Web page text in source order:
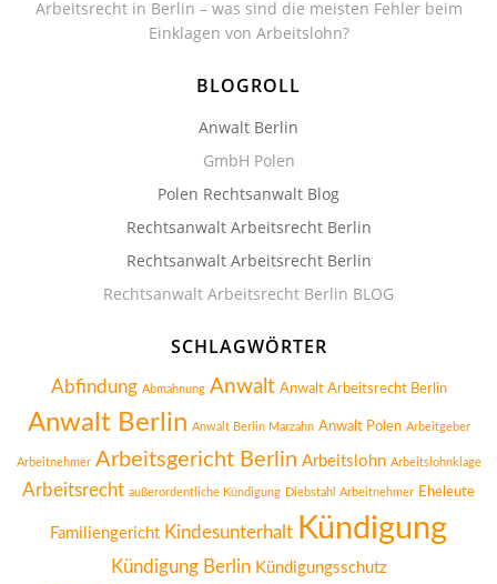
Arbeitsrecht in Berlin – was sind die meisten Fehler beim
Einklagen von Arbeitslohn?
BLOGROLL
Anwalt Berlin
GmbH Polen
Polen Rechtsanwalt Blog
Rechtsanwalt Arbeitsrecht Berlin
Rechtsanwalt Arbeitsrecht Berlin
Rechtsanwalt Arbeitsrecht Berlin BLOG
SCHLAGWÖRTER
Abfindung Abmahnung Anwalt Anwalt Arbeitsrecht Berlin
Anwalt Berlin Anwalt Berlin Marzahn Anwalt Polen Arbeitgeber
Arbeitnehmer Arbeitsgericht Berlin Arbeitslohn Arbeitslohnklage
Arbeitsrecht außerordentliche Kündigung Diebstahl Arbeitnehmer Eheleute
Familiengericht Kindesunterhalt Kündigung
Kündigung Berlin Kündigungsschutz